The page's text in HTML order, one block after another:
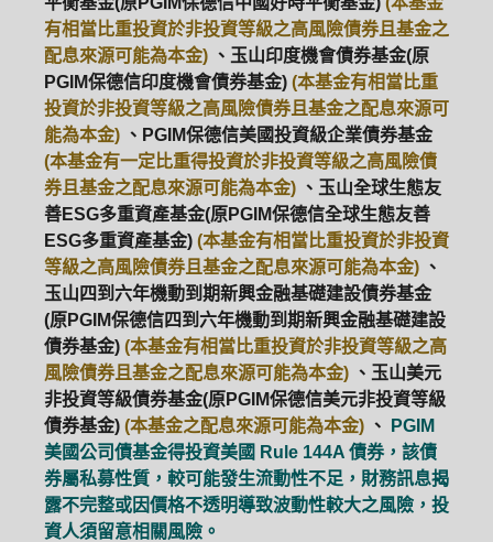
有相當比重投資於非投資等級之高風險債券且基金之
配息來源可能為本金) 、玉山印度機會債券基金(原
PGIM保德信印度機會債券基金) (本基金有相當比重
投資於非投資等級之高風險債券且基金之配息來源可
能為本金) 、PGIM保德信美國投資級企業債券基金
(本基金有一定比重得投資於非投資等級之高風險債
券且基金之配息來源可能為本金) 、玉山全球生態友
善ESG多重資產基金(原PGIM保德信全球生態友善
ESG多重資產基金) (本基金有相當比重投資於非投資
等級之高風險債券且基金之配息來源可能為本金) 、
玉山四到六年機動到期新興金融基礎建設債券基金
(原PGIM保德信四到六年機動到期新興金融基礎建設
債券基金) (本基金有相當比重投資於非投資等級之高
風險債券且基金之配息來源可能為本金) 、玉山美元
非投資等級債券基金(原PGIM保德信美元非投資等級
債券基金) (本基金之配息來源可能為本金) 、
PGIM
美國公司債基金得投資美國 Rule 144A 債券，該債
券屬私募性質，較可能發生流動性不足，財務訊息揭
露不完整或因價格不透明導致波動性較大之風險，投
資人須留意相關風險。